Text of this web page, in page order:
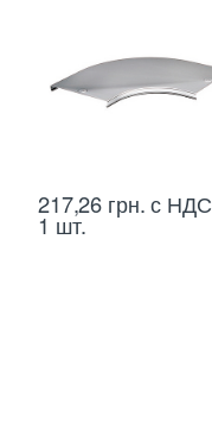
217,26 грн.с НДС
1 шт.